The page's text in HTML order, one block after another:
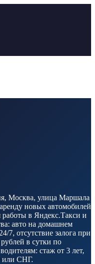
Москва, улица Маршала
новых автомобилей
работы в Яндекс.Такси и
авто на домашнем
7, отсутствие залога при
в сутки по
стаж от 3 лет,
или СНГ.